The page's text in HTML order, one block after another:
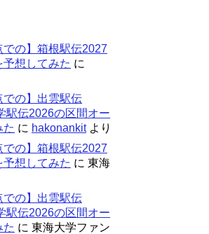
での】箱根駅伝2027
想してみた に
での】出雲駅伝
駅伝2026の区間オー
た に hakonankitより
での】箱根駅伝2027
想してみた に 東海
での】出雲駅伝
駅伝2026の区間オー
た に 東海大学ファン